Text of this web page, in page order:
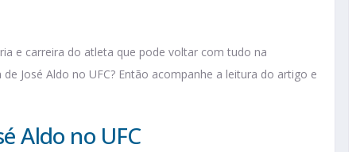
e carreira do atleta que pode voltar com tudo na
José Aldo no UFC? Então acompanhe a leitura do artigo e
Aldo no UFC